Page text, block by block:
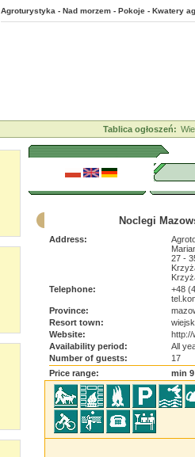
Agroturystyka - Nad morzem - Pokoje - Kwatery
Tablica ogłoszeń:
Noclegi
Address:
27 -
Telephone:
+48
Province:
Resort town:
Website:
http://
Availability period:
All
Number of guests:
17
Price range:
min 9